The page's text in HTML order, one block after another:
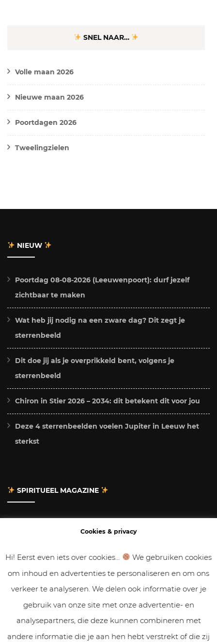
SNEL NAAR…
Volle maan 2026
Nieuwe maan 2026
Poortdagen 2026
Tweelingzielen
NIEUW
Poortdag 08-08-2026 (Leeuwenpoort): durf jezelf
zichtbaar te maken
Wat heb jij nodig na een zware dag? Dit zegt je
sterrenbeeld
Dit doe jij als je overprikkeld bent, volgens je
sterrenbeeld
Chiron in Stier 2026 – 2034: dit betekent dit voor jou
Deze 4 sterrenbeelden voelen Jupiter in Leeuw het
sterkst
SPIRITUEEL MAGAZINE
Gastbloggen
Samenwerken
Cookies & Privacy
Cookies & privacy
Hi! Eerst even iets over cookies...
We gebruiken cookies
om inhoud en advertenties te personaliseren en om ons
verkeer te analyseren. We delen ook informatie over je
gebruik van onze site met onze advertentie- en
analysepartners, die deze kunnen combineren met
andere informatie die je aan hen hebt verstrekt of die zij